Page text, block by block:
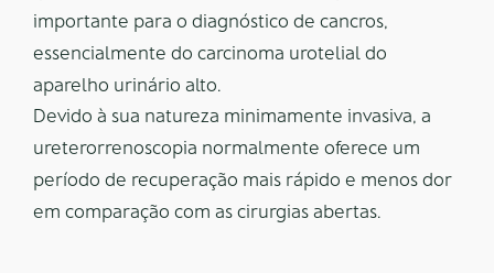
importante para o diagnóstico de cancros,
essencialmente do carcinoma urotelial do
aparelho urinário alto.
Devido à sua natureza minimamente invasiva, a
ureterorrenoscopia normalmente oferece um
período de recuperação mais rápido e menos dor
em comparação com as cirurgias abertas.